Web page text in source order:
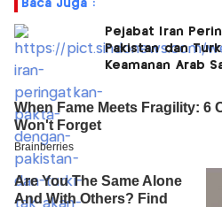
Baca Juga :
Pejabat Iran
Pakistan dan
Keamanan Arab